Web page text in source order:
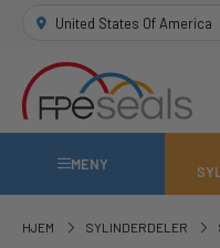
United States Of America
MENY
HJEM SYLINDERDELER